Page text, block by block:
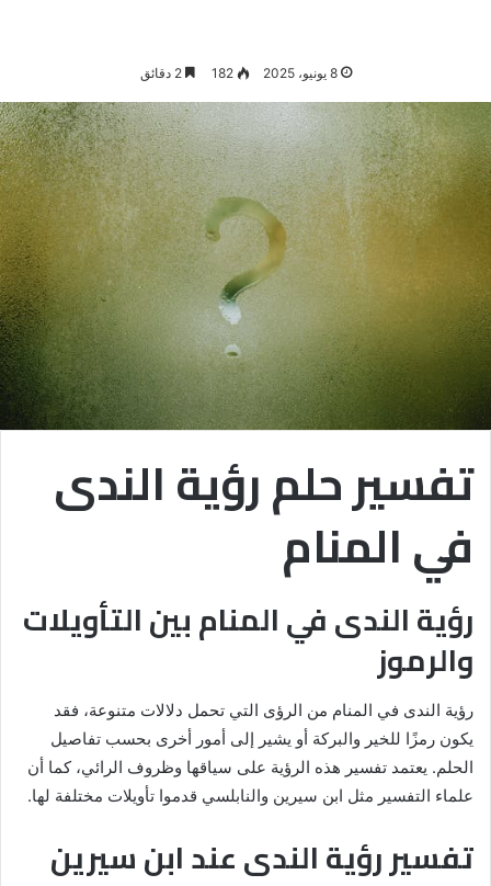
8 يونيو، 2025 182 2 دقائق
تفسير حلم رؤية الندى
في المنام
رؤية الندى في المنام بين التأويلات
والرموز
رؤية الندى في المنام من الرؤى التي تحمل دلالات متنوعة، فقد
يكون رمزًا للخير والبركة أو يشير إلى أمور أخرى بحسب تفاصيل
الحلم. يعتمد تفسير هذه الرؤية على سياقها وظروف الرائي، كما أن
علماء التفسير مثل ابن سيرين والنابلسي قدموا تأويلات مختلفة لها.
تفسير رؤية الندى عند ابن سيرين